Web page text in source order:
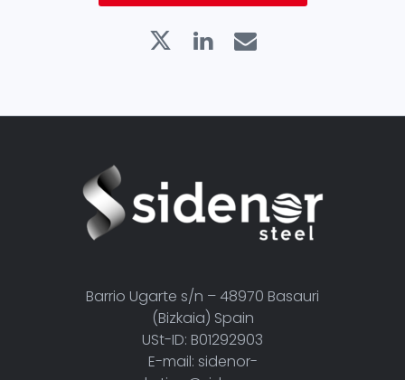
Barrio Ugarte s/n – 48970 Basauri
(Bizkaia) Spain
USt-ID: B01292903
E-mail: sidenor-